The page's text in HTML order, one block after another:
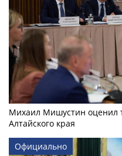
Михаил Мишустин оценил
Алтайского края
Официально